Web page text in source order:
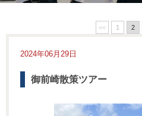
<< 1 2
2024年06月29日
御前崎散策ツアー